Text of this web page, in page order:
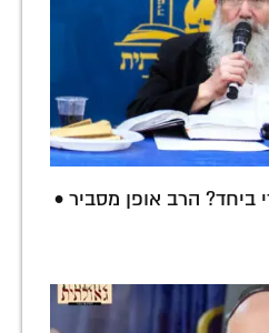
הרב אופן מסביר •